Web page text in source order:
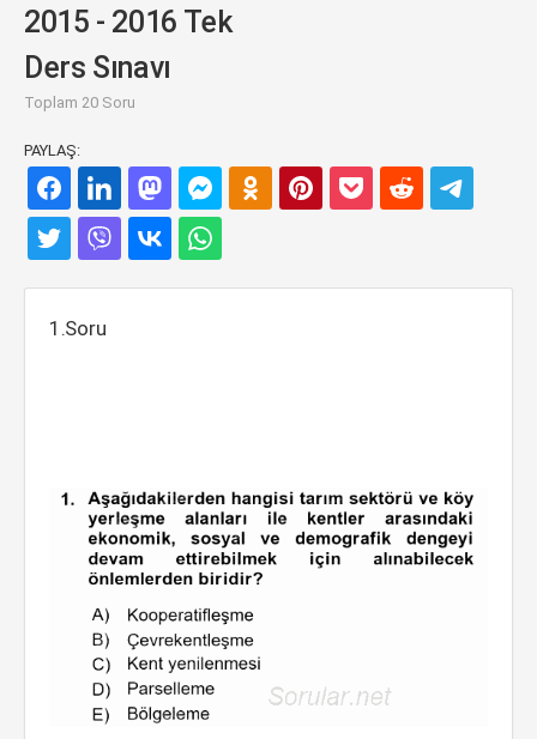
2015 - 2016 Tek
Ders Sınavı
Toplam 20 Soru
PAYLAŞ:
1.Soru